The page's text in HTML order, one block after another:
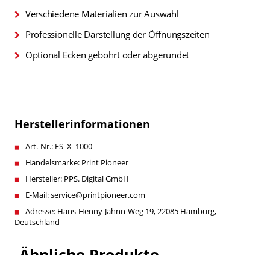
Verschiedene Materialien zur Auswahl
Professionelle Darstellung der Öffnungszeiten
Optional Ecken gebohrt oder abgerundet
Herstellerinformationen
Art.-Nr.: FS_X_1000
Handelsmarke: Print Pioneer
Hersteller: PPS. Digital GmbH
E-Mail: service@printpioneer.com
Adresse: Hans-Henny-Jahnn-Weg 19, 22085 Hamburg,
Deutschland